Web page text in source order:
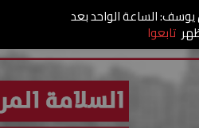
يوسف: الساعة الواحد بعد
تابعوا